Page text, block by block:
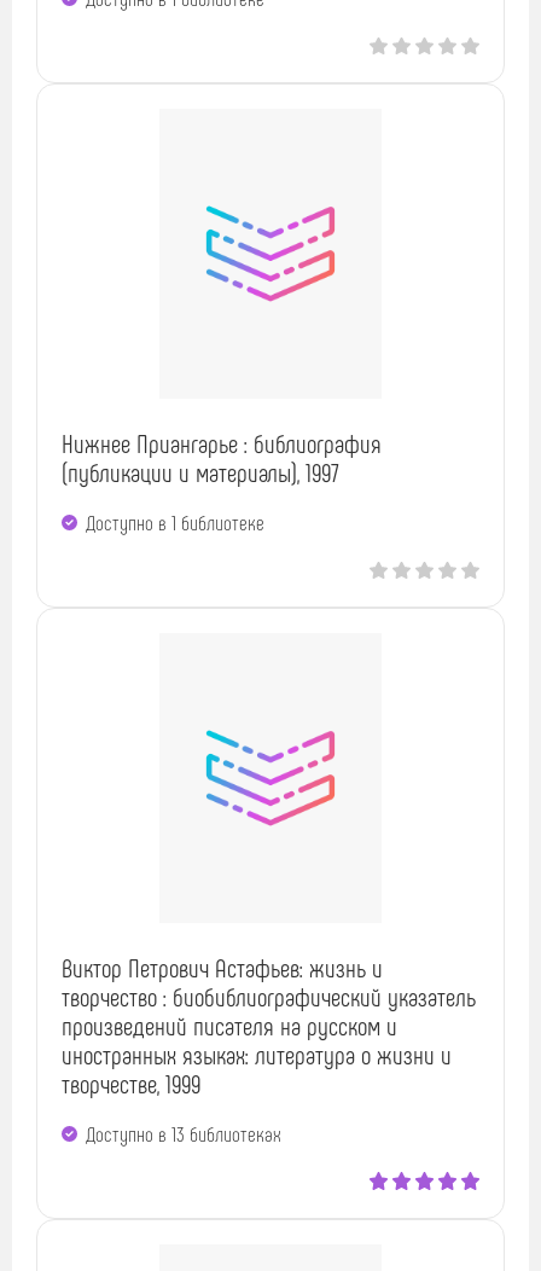
Нижнее Приангарье : библиография
(публикации и материалы), 1997
Доступно в 1 библиотекe
Виктор Петрович Астафьев: жизнь и
творчество : биобиблиографический указатель
произведений писателя на русском и
иностранных языках: литература о жизни и
творчестве, 1999
Доступно в 13 библиотеках